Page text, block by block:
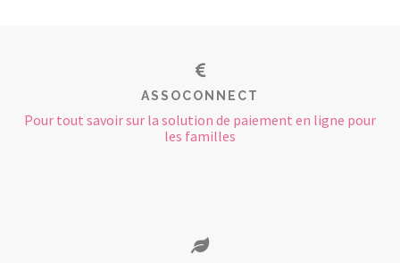
ASSOCONNECT
Pour tout savoir sur la solution de paiement en ligne pour
les familles